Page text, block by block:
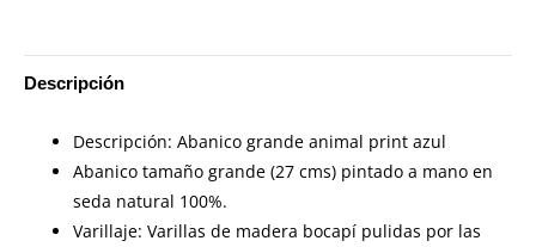
Descripción
Descripción: Abanico grande animal print azul
Abanico tamaño grande (27 cms) pintado a mano en
seda natural 100%.
Varillaje: Varillas de madera bocapí pulidas por las